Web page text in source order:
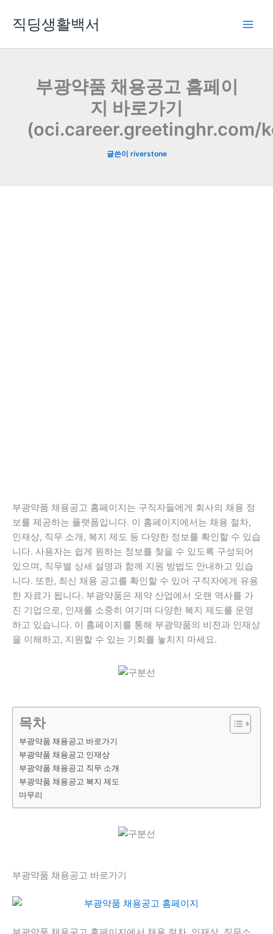
로
직딩생활백서
부광약품 채용공고 홈페이
지 바로가기
(oci.career.greetinghr.com/
글쓴이 riverstone
부광약품 채용공고 홈페이지는 구직자들에게 회사의 채용 정
보를 제공하는 플랫폼입니다. 이 홈페이지에서는 채용 절차,
인재상, 직무 소개, 복지 제도 등 다양한 정보를 확인할 수 있습
니다. 사용자는 쉽게 원하는 정보를 찾을 수 있도록 구성되어
있으며, 직무별 상세 설명과 함께 지원 방법도 안내하고 있습
니다. 또한, 최신 채용 공고를 확인할 수 있어 구직자에게 유용
한 자료가 됩니다. 부광약품은 제약 산업에서 오랜 역사를 가
진 기업으로, 인재를 소중히 여기며 다양한 복지 제도를 운영
하고 있습니다. 이 홈페이지를 통해 부광약품의 비전과 인재상
을 이해하고, 지원할 수 있는 기회를 놓치지 마세요.
목차
부광약품 채용공고 바로가기
부광약품 채용공고 인재상
부광약품 채용공고 직무 소개
부광약품 채용공고 복지 제도
마무리
부광약품 채용공고 바로가기